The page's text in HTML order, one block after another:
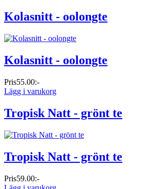
Kolasnitt - oolongte
Kolasnitt - oolongte
Pris55.00:-
Lägg i varukorg
Tropisk Natt - grönt te
Tropisk Natt - grönt te
Pris59.00:-